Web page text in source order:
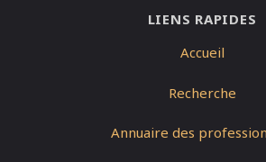
LIENS RAPIDES
Accueil
Recherche
Annuaire des